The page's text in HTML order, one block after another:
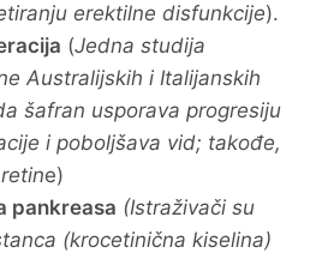
erektilne disfunkcije).
(Jedna studija
Australijskih i Italijanskih
šafran usporava progresiju
i poboljšava vid; takođe,
e)
pankreasa (Istraživači su
(krocetinična kiselina)